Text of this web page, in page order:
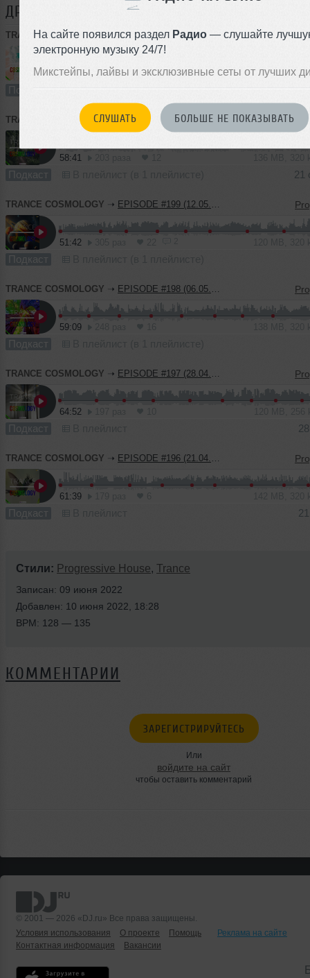
На сайте появился раздел Радио — слушайте
электронную музыку 24/7!
Микстейпы, лайвы и эксклюзивные сеты от лучших
СЛУШАТЬ БОЛЬШЕ НЕ ПОКАЗЫВАТЬ
ДРУГИЕ ТРЕКИ TRANCE COSMOLOGY
TRANCE COSMOLOGY ➝EPISODE #201 (04.11.2023)
56:19 322 раза 14 131 MB, 320
Подкаст
TRANCE COSMOLOGY ➝ EPISODE #200 (21.10.2023)
58:41
Подкаст 21
TRANCE COSMOLOGY ➝ EPISODE #199 (12.05.2023)
51:42
Подкаст
TRANCE COSMOLOGY ➝ EPISODE #198 (06.05.2023)
59:09
Подкаст
TRANCE COSMOLOGY ➝ EPISODE #197 (28.04.2023)
64:52
Подкаст
TRANCE COSMOLOGY ➝ EPISODE #196 (21.04.2023)
61:39
Подкаст
Стили: Progressive House, Trance
Записан: 09 июня 2022
Добавлен: 10 июня 2022, 18:28
BPM: 128 — 135
КОММЕНТАРИИ
ЗАРЕГИСТРИРУЙТЕСЬ
Или
войдите на сайт
чтобы оставить комментарий
© 2001 — 2026 «DJ.ru» Все права защищены.
Условия использования
О проекте Помощь
Реклама на сайте
Контактная информация
Вакансии